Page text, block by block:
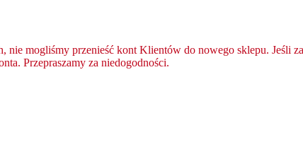
mogliśmy przenieść kont Klientów do nowego sklepu. Jeśli
Przepraszamy za niedogodności.